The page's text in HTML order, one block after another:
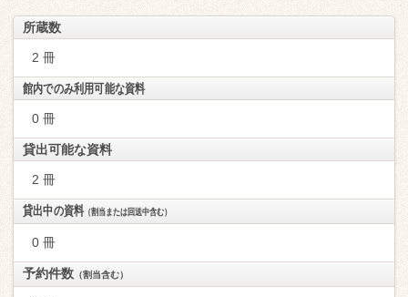
所蔵数
2 冊
館内でのみ利用可能な資料
0 冊
貸出可能な資料
2 冊
貸出中の資料（割当または回送中含む）
0 冊
予約件数 （割当含む）